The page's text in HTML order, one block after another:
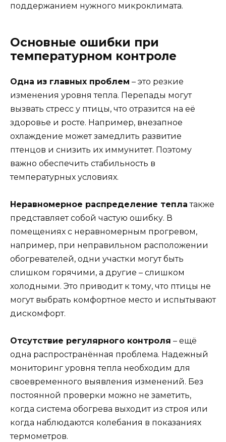
поддержанием нужного микроклимата.
Основные ошибки при
температурном контроле
Одна из главных проблем – это резкие
изменения уровня тепла. Перепады могут
вызвать стресс у птицы, что отразится на её
здоровье и росте. Например, внезапное
охлаждение может замедлить развитие
птенцов и снизить их иммунитет. Поэтому
важно обеспечить стабильность в
температурных условиях.
Неравномерное распределение тепла также
представляет собой частую ошибку. В
помещениях с неравномерным прогревом,
например, при неправильном расположении
обогревателей, одни участки могут быть
слишком горячими, а другие – слишком
холодными. Это приводит к тому, что птицы не
могут выбрать комфортное место и испытывают
дискомфорт.
Отсутствие регулярного контроля – ещё
одна распространённая проблема. Надежный
мониторинг уровня тепла необходим для
своевременного выявления изменений. Без
постоянной проверки можно не заметить,
когда система обогрева выходит из строя или
когда наблюдаются колебания в показаниях
термометров.